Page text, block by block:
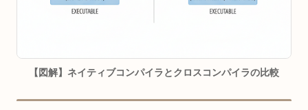
【図解】ネイティブコンパイラとクロスコンパイラの比較